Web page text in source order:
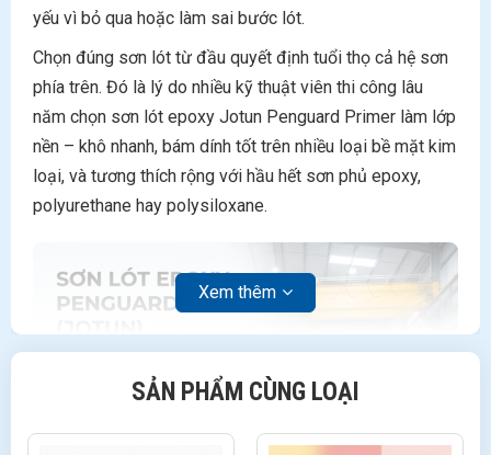
yếu vì bỏ qua hoặc làm sai bước lót.
Chọn đúng sơn lót từ đầu quyết định tuổi thọ cả hệ sơn
phía trên. Đó là lý do nhiều kỹ thuật viên thi công lâu
năm chọn sơn lót epoxy Jotun Penguard Primer làm lớp
nền – khô nhanh, bám dính tốt trên nhiều loại bề mặt kim
loại, và tương thích rộng với hầu hết sơn phủ epoxy,
polyurethane hay polysiloxane.
Xem thêm
SẢN PHẨM CÙNG LOẠI